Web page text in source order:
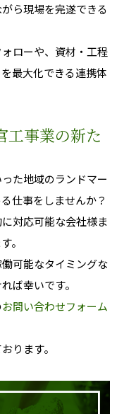
ら現場を完遂できる
ローや、資材・工程
最大化できる連携体
工事業の新た
た地域のランドマー
仕事をしませんか？
対応可能な会社様ま
。
可能なタイミングな
ば幸いです。
お問い合わせフォーム
ります。